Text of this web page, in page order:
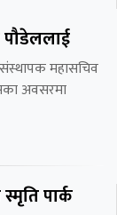
पौडेललाई
संस्थापक महासचिव
अवसरमा
पार्क